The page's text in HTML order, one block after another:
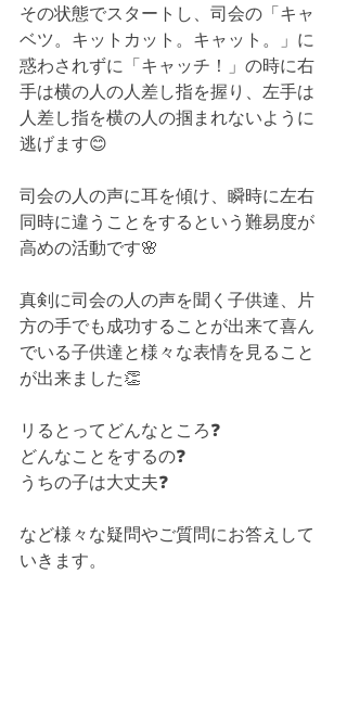
その状態でスタートし、司会の「キャ
ベツ。キットカット。キャット。」に
惑わされずに「キャッチ！」の時に右
手は横の人の人差し指を握り、左手は
人差し指を横の人の掴まれないように
逃げます😊
司会の人の声に耳を傾け、瞬時に左右
同時に違うことをするという難易度が
高めの活動です🌸
真剣に司会の人の声を聞く子供達、片
方の手でも成功することが出来て喜ん
でいる子供達と様々な表情を見ること
が出来ました👏
リるとってどんなところ❓
どんなことをするの❓
うちの子は大丈夫❓
など様々な疑問やご質問にお答えして
いきます。